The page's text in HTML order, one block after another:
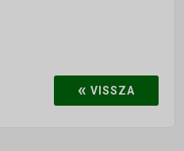
« VISSZA